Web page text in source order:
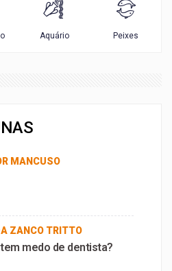
MANCUSO
ZANCO TRITTO
medo de dentista?